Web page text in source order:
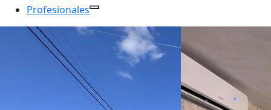
Profesionales